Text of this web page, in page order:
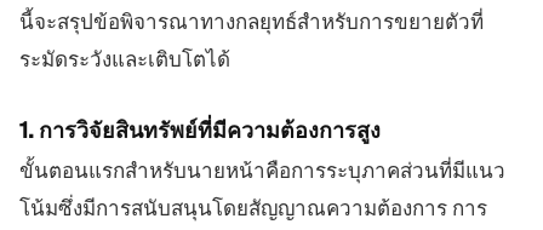
นี้จะสรุปข้อพิจารณาทางกลยุทธ์สำหรับการขยายตัวที่
ระมัดระวังและเติบโตได้
1. การวิจัยสินทรัพย์ที่มีความต้องการสูง
ขั้นตอนแรกสำหรับนายหน้าคือการระบุภาคส่วนที่มีแนว
โน้มซึ่งมีการสนับสนุนโดยสัญญาณความต้องการ การ